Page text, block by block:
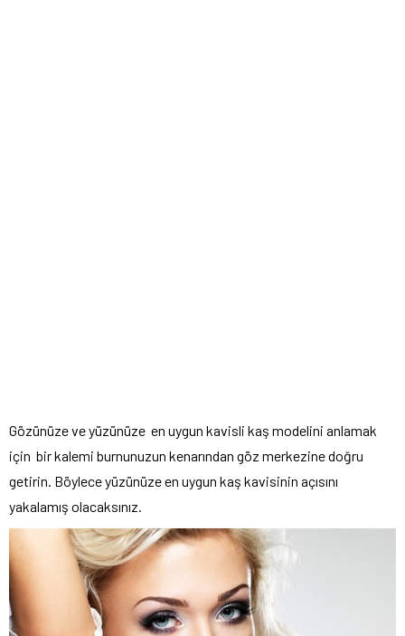
Gözünüze ve yüzünüze en uygun kavisli kaş modelini anlamak
için bir kalemi burnunuzun kenarından göz merkezine doğru
getirin. Böylece yüzünüze en uygun kaş kavisinin açısını
yakalamış olacaksınız.